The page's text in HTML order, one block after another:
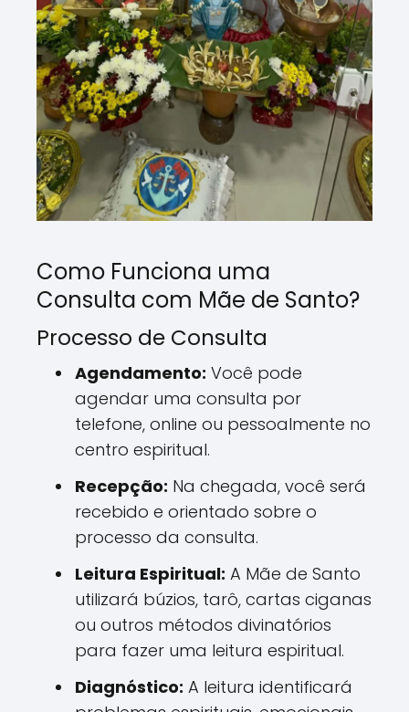
Como Funciona uma
Consulta com Mãe de Santo?
Processo de Consulta
Agendamento: Você pode
agendar uma consulta por
telefone, online ou pessoalmente no
centro espiritual.
Recepção: Na chegada, você será
recebido e orientado sobre o
processo da consulta.
Leitura Espiritual: A Mãe de Santo
utilizará búzios, tarô, cartas ciganas
ou outros métodos divinatórios
para fazer uma leitura espiritual.
Diagnóstico: A leitura identificará